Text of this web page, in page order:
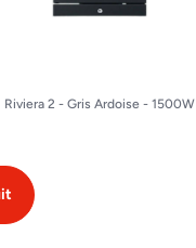
Riviera 2 - Gris Ardoise - 1500W